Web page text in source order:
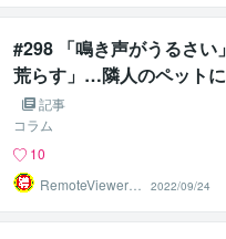
#298 「鳴き声がうるさい
荒らす」…隣人のペット
記事
コラム
10
RemoteViewer導
2022/09/24